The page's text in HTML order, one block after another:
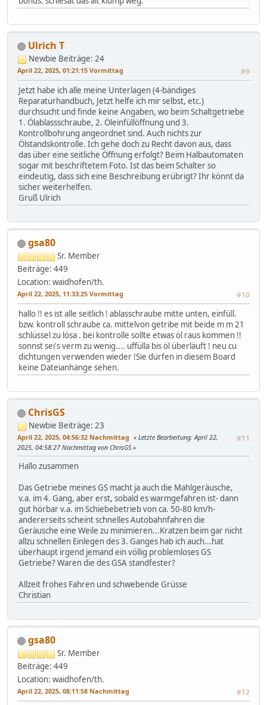
Ulrich T
Newbie Beiträge: 24
April 22, 2025, 01:21:15 Vormittag #9
Jetzt habe ich alle meine Unterlagen (4-bändiges
Reparaturhandbuch, Jetzt helfe ich mir selbst, etc.)
durchsucht und finde keine Angaben, wo beim Schaltgetriebe
1. Ölablassschraube, 2. Öleinfüllöffnung und 3.
Kontrollbohrung angeordnet sind. Auch nichts zur
Ölstandskontrolle. Ich gehe doch zu Recht davon aus, dass
das über eine seitliche Öffnung erfolgt? Beim Halbautomaten
sogar mit beschriftetem Foto. Ist das beim Schalter so
eindeutig, dass sich eine Beschreibung erübrigt? Ihr könnt da
sicher weiterhelfen.
Gruß Ulrich
gsa80
Sr. Member
Beiträge: 449
Location: waidhofen/th.
April 22, 2025, 11:33:25 Vormittag #10
hallo !! es ist alle seitlich ! ablasschraube mitte unten, einfüll.
bzw. kontroll schraube ca. mittelvon getribe mit beide m m 21
schlüssel zu lösa . bei kontrolle sollte etwas öl raus kommen !!
sonnst sei's verm zu wenig.... uffülla bis öl überläuft ! neu cu
dichtungen verwenden wieder !Sie dürfen in diesem Board
keine Dateianhänge sehen.
ChrisGS
Newbie Beiträge: 23
April 22, 2025, 04:56:32 Nachmittag #11
Letzte Bearbeitung: April 22,
2025, 04:58:27 Nachmittag von ChrisGS
Hallo zusammen
Das Getriebe meines GS macht ja auch die Mahlgeräusche,
v.a. im 4. Gang, aber erst, sobald es warmgefahren ist- dann
gut hörbar v.a. im Schiebebetrieb von ca. 50-80 km/h-
andererseits scheint schnelles Autobahnfahren die
Geräusche eine Weile zu minimieren...Kratzen beim gar nicht
allzu schnellen Einlegen des 3. Ganges hab ich auch...hat
überhaupt irgend jemand ein völlig problemloses GS
Getriebe? Waren die des GSA standfester?
Allzeit frohes Fahren und schwebende Grüsse
Christian
gsa80
Sr. Member
Beiträge: 449
Location: waidhofen/th.
April 22, 2025, 08:11:58 Nachmittag #12